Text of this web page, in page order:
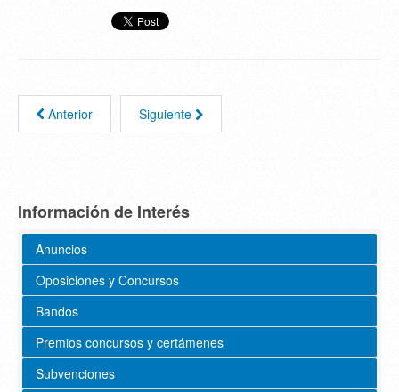
Anterior Siguiente
Información de Interés
Anuncios
Oposiciones y Concursos
Bandos
Premios concursos y certámenes
Subvenciones